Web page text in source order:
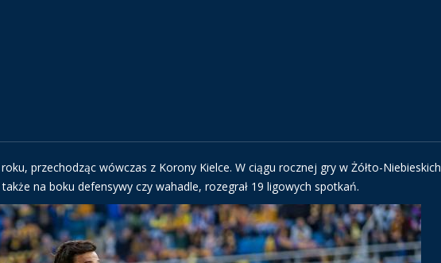
przechodząc wówczas z Korony Kielce. W ciągu rocznej gry w Żółto-Niebieskich
na boku defensywy czy wahadle, rozegrał 19 ligowych spotkań.